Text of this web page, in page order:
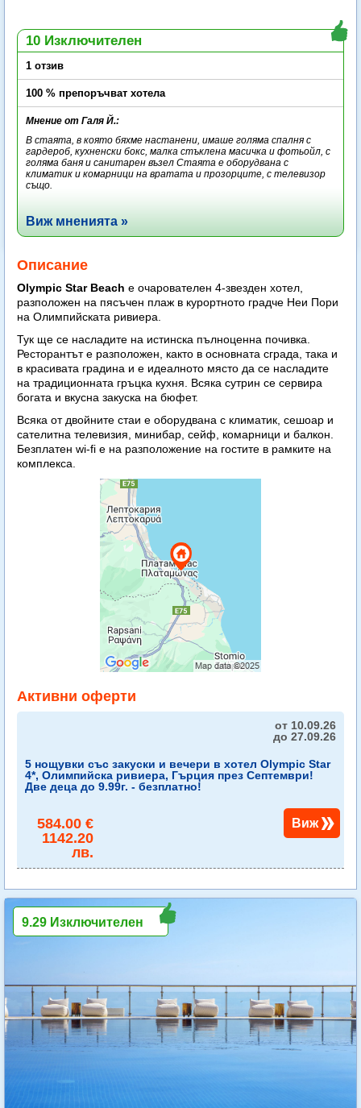
10 Изключителен
1 отзив
100 % препоръчват хотела
Мнение от Галя Й.:
В стаята, в която бяхме настанени, имаше голяма спалня с
гардероб, кухненски бокс, малка стъклена масичка и фотьойл, с
голяма баня и санитарен възел Стаята е оборудвана с
климатик и комарници на вратата и прозорците, с телевизор
също.
Виж мненията »
Описание
Olympic Star Beach e очарователен 4-звезден хотел,
разположен на пясъчен плаж в курортното градче Неи Пори
на Олимпийската ривиера.
Тук ще се насладите на истинска пълноценна почивка.
Ресторантът е разположен, както в основната сграда, така и
в красивата градина и е идеалното място да се насладите
на традиционната гръцка кухня. Всяка сутрин се сервира
богата и вкусна закуска на бюфет.
Всяка от двойните стаи е оборудвана с климатик, сешоар и
сателитна телевизия, минибар, сейф, комарници и балкон.
Безплатен wi-fi е на разположение на гостите в рамките на
комплекса.
Активни оферти
от 10.09.26
до 27.09.26
5 нощувки със закуски и вечери в хотел Olympic Star
4*, Олимпийска ривиера, Гърция през Септември!
Две деца до 9.99г. - безплатно!
584.00 €
1142.20
лв.
Виж
9.29 Изключителен